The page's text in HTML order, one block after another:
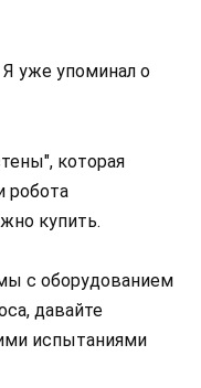
Я уже упоминал о
которая
робота
купить.
с оборудованием
давайте
испытаниями